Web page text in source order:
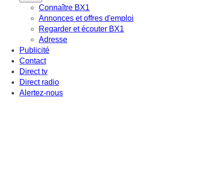
Connaître BX1
Annonces et offres d'emploi
Regarder et écouter BX1
Adresse
Publicité
Contact
Direct tv
Direct radio
Alertez-nous